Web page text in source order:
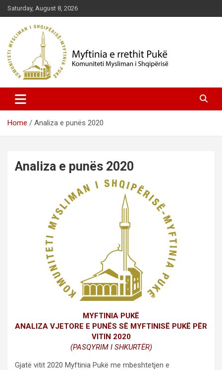
Skip
to
content
Saturday, August 8, 2026
Myftinia Pukë | Faqja Zyrtare
Home Analiza e punës 2020
Analiza e punës 2020
MYFTINIA PUKË
ANALIZA VJETORE E PUNËS SË MYFTINISË PUKË PËR
VITIN 2020
(PASQYRIM I SHKURTËR)
Gjatë vitit 2020 Myftinia Pukë me mbeshtetjen e